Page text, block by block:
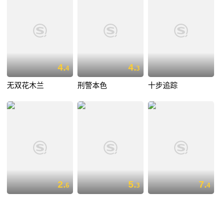
4.4
无双花木兰
4.3
刑警本色 十步追踪
2.6 5.3 7.4